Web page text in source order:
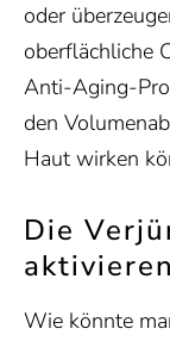
oder
oberflächliche
Anti-Aging-
den
Haut wirken
Die
aktivieren
Wie könnte